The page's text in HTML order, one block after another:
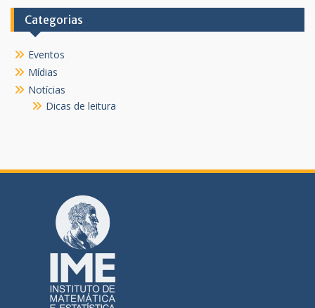
Categorias
Eventos
Mídias
Notícias
Dicas de leitura